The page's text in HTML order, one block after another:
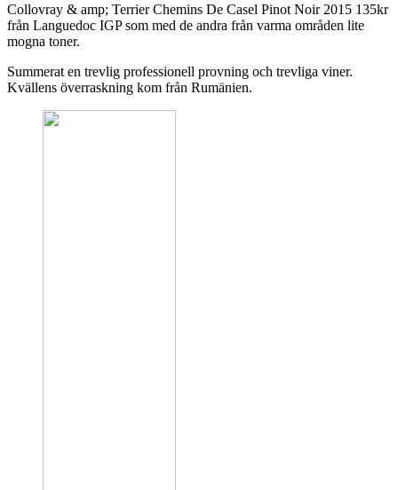
Collovray & amp; Terrier Chemins De Casel Pinot Noir 2015 135kr
från Languedoc IGP som med de andra från varma områden lite
mogna toner.
Summerat en trevlig professionell provning och trevliga viner.
Kvällens överraskning kom från Rumänien.